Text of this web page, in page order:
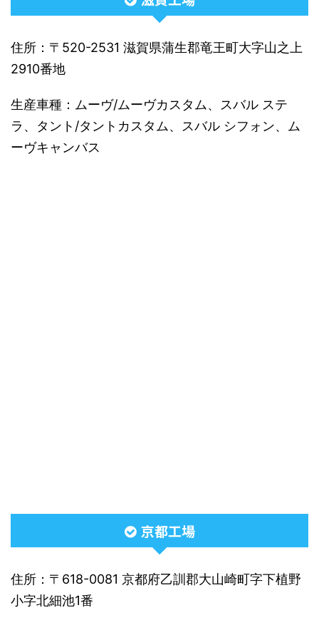
住所：〒520-2531 滋賀県蒲生郡竜王町大字山之上
2910番地
生産車種：ムーヴ/ムーヴカスタム、スバル ステ
ラ、タント/タントカスタム、スバル シフォン、ム
ーヴキャンバス
京都工場
住所：〒618-0081 京都府乙訓郡大山崎町字下植野
小字北細池1番